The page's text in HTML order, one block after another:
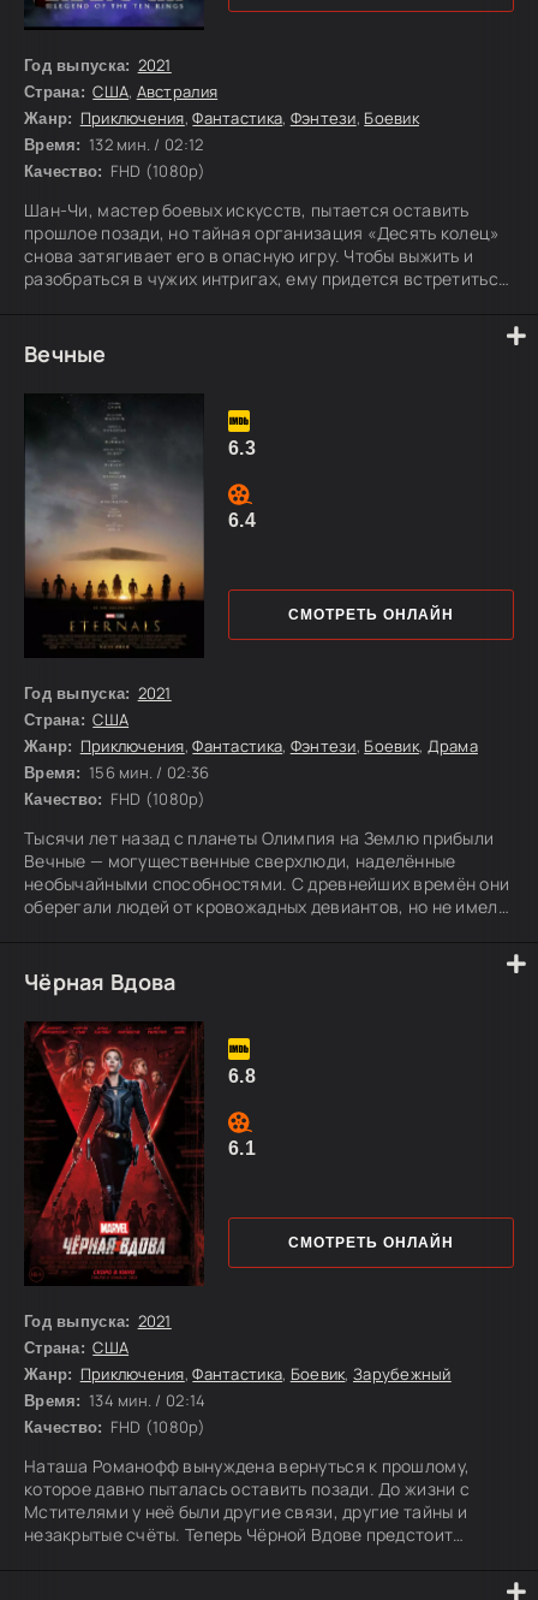
Год выпуска: 2021
Страна: США, Австралия
Жанр: Приключения,Фантастика, Фэнтези, Боевик
Время: 132 мин. / 02:12
Качество: FHD (1080p)
Шан-Чи, мастер боевых искусств, пытается оставить
прошлое позади, но тайная организация «Десять колец»
снова затягивает его в опасную игру. Чтобы выжить и
разобраться в чужих интригах, ему придется встретиться
Вечные
Год выпуска: 2021
Страна: США
Жанр: Приключения,Фантастика, Фэнтези, Боевик, Драма
Время: 156 мин. / 02:36
Качество: FHD (1080p)
Тысячи лет назад с планеты Олимпия на Землю прибыли
Вечные — могущественные сверхлюди, наделённые
необычайными способностями. С древнейших времён они
оберегали людей от кровожадных девиантов, но не имели
чудовищем, странное землетрясение пробуждает новую
угрозу. Вечным, давно разошедшимся по разным странам
и живущим каждый своей жизнью, придётся вновь
объединиться, чтобы остановить вернувшееся
СМОТРЕТЬ ОНЛАЙН
6.3
6.4
Чёрная Вдова
Год выпуска: 2021
Страна: США
Жанр: Приключения,Фантастика, Боевик, Зарубежный
Время: 134 мин. / 02:14
Качество: FHD (1080p)
Наташа Романофф вынуждена вернуться к прошлому,
которое давно пыталась оставить позади. До жизни с
Мстителями у неё были другие связи, другие тайны и
незакрытые счёты. Теперь Чёрной Вдове предстоит
СМОТРЕТЬ ОНЛАЙН
6.8
6.1